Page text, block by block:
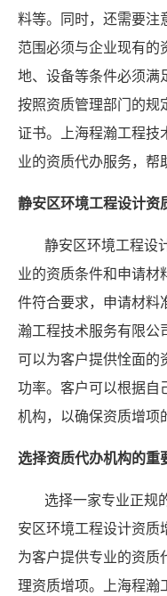
料等。同时，还需要注
范围必须与企业现有的
地、设备等条件必须满
按照资质管理部门的规
证书。上海程瀚工程技
业的资质代办服务，帮
静安区环境工程设计资
静安区环境工程设
业的资质条件和申请材
件符合要求，申请材料
瀚工程技术服务有限公
可以为客户提供恮面的
功率。客户可以根据自
机构，以确保资质增项
选择资质代办机构的重
选择一家专业正规
安区环境工程设计资质
为客户提供专业的资质
理资质增项。上海程瀚